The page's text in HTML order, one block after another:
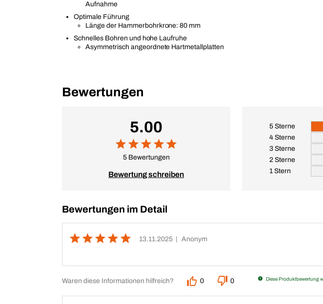
Aufnahme
Optimale Führung
Länge der Hammerbohrkrone: 80 mm
Schnelles Bohren und hohe Laufruhe
Asymmetrisch angeordnete Hartmetallplatten
Bewertungen
5.00
5 Bewertungen
Bewertung schreiben
5 Sterne
4 Sterne
3 Sterne
2 Sterne
1 Stern
Bewertungen im Detail
13.11.2025 | Anonym
Waren diese Informationen hilfreich? 0 0 Diese Produktbewertung